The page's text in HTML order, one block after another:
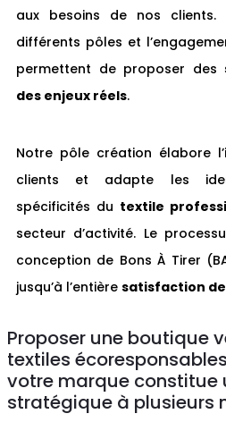
aux besoins de nos clients.
différents pôles et
permettent de proposer des
des enjeux réels.
Notre pôle création élabore
clients et adapte les
spécificités du textile
secteur d’activité. Le
conception de Bons À Tirer
jusqu’à l’entière satisfaction
Proposer une boutique
textiles
votre marque constitue
stratégique à plusieurs